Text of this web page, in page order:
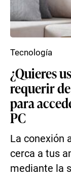
¿Quieres
requerir de
para
PC
La conexión
cerca a tus
mediante la
Tecnología